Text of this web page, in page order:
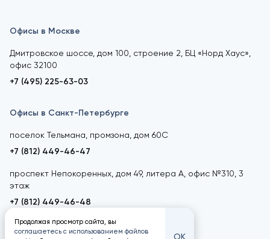
Офисы в Москве
Дмитровское шоссе, дом 100, строение 2, БЦ «Норд Хаус»,
офис 32100
+7 (495) 225-63-03
Офисы в Санкт-Петербурге
поселок Тельмана, промзона, дом 60С
+7 (812) 449-46-47
проспект Непокоренных, дом 49, литера А, офис №310, 3
этаж
+7 (812) 449-46-48
Продолжая просмотр сайта, вы
соглашаетесь с использованием файлов
ОК